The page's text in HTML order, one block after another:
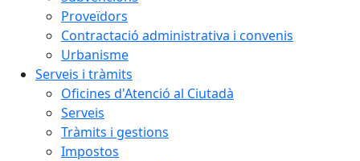
Proveïdors
Contractació administrativa i convenis
Urbanisme
Serveis i tràmits
Oficines d'Atenció al Ciutadà
Serveis
Tràmits i gestions
Impostos